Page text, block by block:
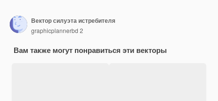
Вектор силуэта истребителя
graphicplannerbd 2
Вам также могут понравиться эти векторы